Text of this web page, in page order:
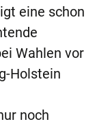
eine schon
Wahlen vor
Holstein
noch